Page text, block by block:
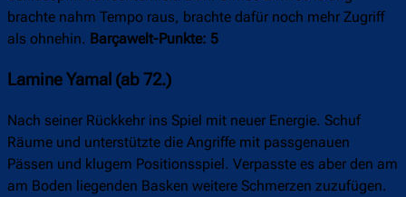
brachte nahm Tempo raus, brachte dafür noch mehr Zugriff
als ohnehin. Barçawelt-Punkte: 5
Lamine Yamal (ab 72.)
Nach seiner Rückkehr ins Spiel mit neuer Energie. Schuf
Räume und unterstützte die Angriffe mit passgenauen
Pässen und klugem Positionsspiel. Verpasste es aber den am
am Boden liegenden Basken weitere Schmerzen zuzufügen.